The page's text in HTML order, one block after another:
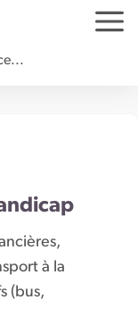
MENU
à la
(bus,